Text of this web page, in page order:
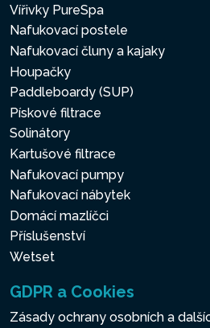
Vířivky PureSpa
Nafukovací postele
Nafukovací čluny a kajaky
Houpačky
Paddleboardy (SUP)
Pískové filtrace
Solinátory
Kartušové filtrace
Nafukovací pumpy
Nafukovací nábytek
Domácí mazlíčci
Příslušenství
Wetset
GDPR a Cookies
Zásady ochrany osobních a